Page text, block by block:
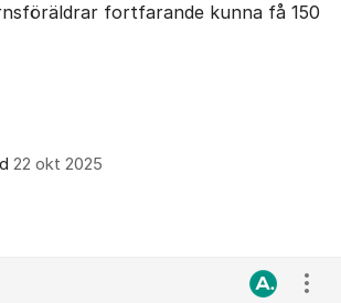
fortfarande kunna få 150
22 okt 2025